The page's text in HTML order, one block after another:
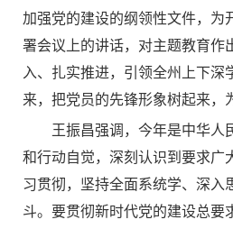
加强党的建设的纲领性文件，为
署会议上的讲话，对主题教育作
入、扎实推进，引领全州上下
来，把党员的先锋形象树起来，
王振昌强调，今年是中华人
和行动自觉，深刻认识到要求广
习贯彻，坚持全面系统学、深入
斗。要贯彻新时代党的建设总要